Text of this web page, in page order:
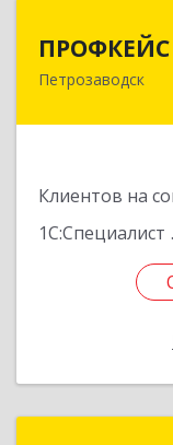
ПРОФКЕЙС
Петрозаводск
Клиентов на
1С:Специалист
185035,